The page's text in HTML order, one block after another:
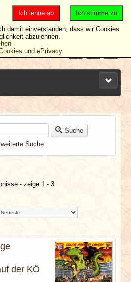
Suche
Suche
- zeige 1 - 3
der KÖ
Ich stimme zu
Ich lehne ab
damit einverstanden, dass wir Cookies
abzulehnen.
und ePrivacy